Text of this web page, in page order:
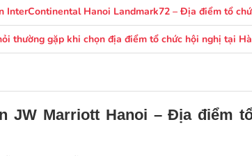
InterContinental Hanoi Landmark72 – Địa điểm tổ
thường gặp khi chọn địa điểm tổ chức hội nghị tại
JW Marriott Hanoi – Địa điểm